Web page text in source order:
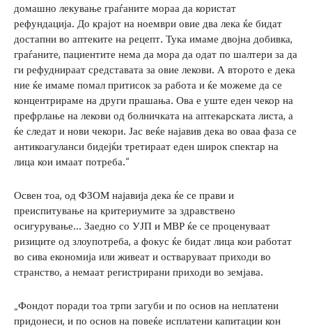
домашно лекување граѓаните мораа да користат
рефундација. До крајот на ноември овие два лека ќе бидат
достапни во аптеките на рецепт. Тука имаме двојна добивка,
граѓаните, пациентите нема да мора да одат по шалтери за да
ги рефуднираат средставата за овие лекови. А второто е дека
ние ќе имаме помал притисок за работа и ќе можеме да се
концентрираме на други прашања. Ова е уште еден чекор на
префрлање на лекови од болничката на аптекарската листа, а
ќе следат и нови чекори. Јас веќе најавив дека во оваа фаза се
антикоагуланси бидејќи третираат еден широк спектар на
лица кои имаат потреба.“
Освен тоа, од ФЗОМ најавија дека ќе се прави и
преиспитување на критериумите за здравствено
осигурување… Заедно со УЈП и МВР ќе се проценуваат
ризиците од злоупотреба, а фокус ќе бидат лица кои работат
во сива економија или живеат и остваруваат приходи во
странство, а немаат регистрирани приходи во земјава.
„Фондот поради тоа трпи загуби и по основ на неплатени
придонеси, и по основ на повеќе исплатени капитации кон